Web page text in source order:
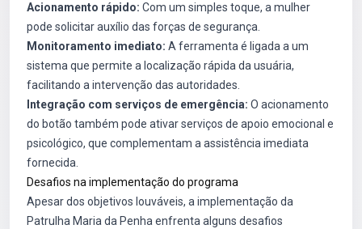
Acionamento rápido: Com um simples toque, a mulher
pode solicitar auxílio das forças de segurança.
Monitoramento imediato: A ferramenta é ligada a um
sistema que permite a localização rápida da usuária,
facilitando a intervenção das autoridades.
Integração com serviços de emergência: O acionamento
do botão também pode ativar serviços de apoio emocional e
psicológico, que complementam a assistência imediata
fornecida.
Desafios na implementação do programa
Apesar dos objetivos louváveis, a implementação da
Patrulha Maria da Penha enfrenta alguns desafios